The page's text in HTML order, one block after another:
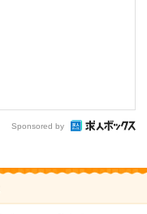
Sponsored by